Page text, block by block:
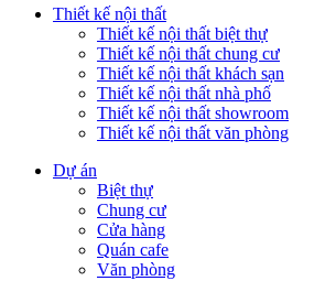
Thiết kế nội thất
Thiết kế nội thất biệt thự
Thiết kế nội thất chung cư
Thiết kế nội thất khách sạn
Thiết kế nội thất nhà phố
Thiết kế nội thất showroom
Thiết kế nội thất văn phòng
Dự án
Biệt thự
Chung cư
Cửa hàng
Quán cafe
Văn phòng